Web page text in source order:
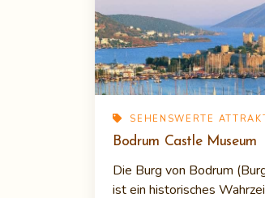
SEHENSWERTE
Bodrum Castle Museum
Die Burg von Bodrum
ist ein historisches